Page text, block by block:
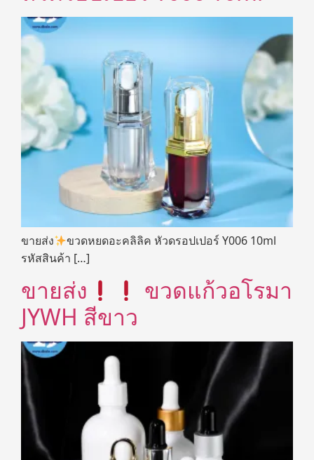
ขายส่ง
ขวดหยดอะคลิลิค หัวดรอปเปอร์ Y006 10ml
รหัสสินค้า […]
ขายส่ง
ขวดแก้วอโรมา
JYWH สีขาว